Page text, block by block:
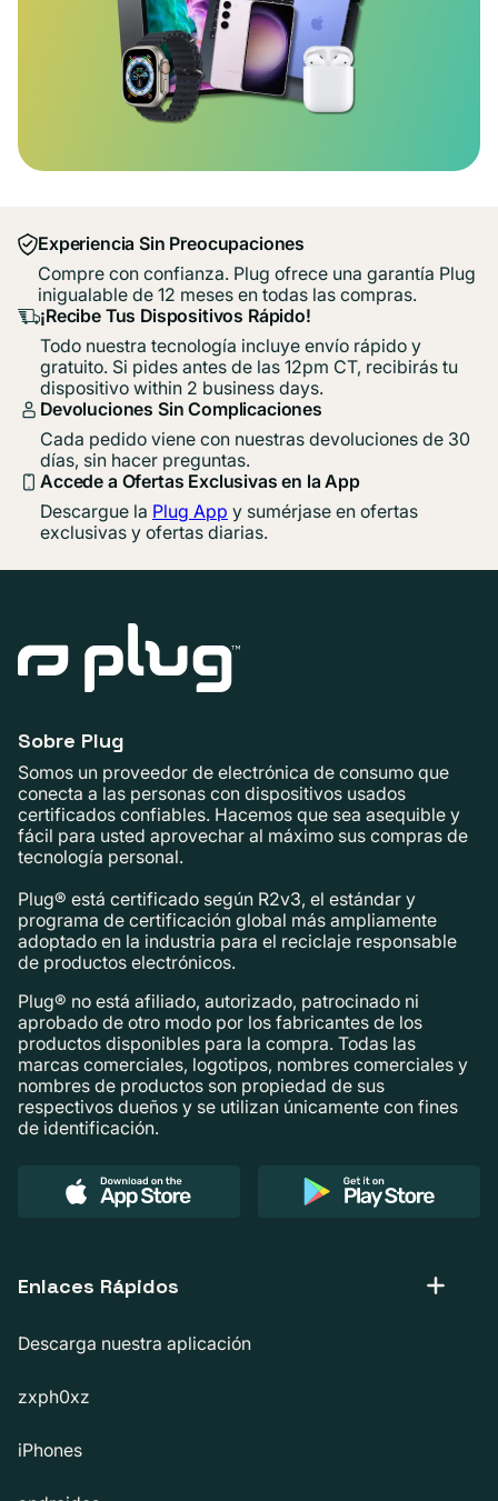
Experiencia Sin Preocupaciones
Compre con confianza. Plug ofrece una garantía Plug
inigualable de 12 meses en todas las compras.
¡Recibe Tus Dispositivos Rápido!
Todo nuestra tecnología incluye envío rápido y
gratuito. Si pides antes de las 12pm CT, recibirás tu
dispositivo within 2 business days.
Devoluciones Sin Complicaciones
Cada pedido viene con nuestras devoluciones de 30
días, sin hacer preguntas.
Accede a Ofertas Exclusivas en la App
Descargue la Plug App y sumérjase en ofertas
exclusivas y ofertas diarias.
Sobre Plug
Somos un proveedor de electrónica de consumo que
conecta a las personas con dispositivos usados ​​
certificados confiables. Hacemos que sea asequible y
fácil para usted aprovechar al máximo sus compras de
tecnología personal.
Plug® está certificado según R2v3, el estándar y
programa de certificación global más ampliamente
adoptado en la industria para el reciclaje responsable
de productos electrónicos.
Plug® no está afiliado, autorizado, patrocinado ni
aprobado de otro modo por los fabricantes de los
productos disponibles para la compra. Todas las
marcas comerciales, logotipos, nombres comerciales y
nombres de productos son propiedad de sus
respectivos dueños y se utilizan únicamente con fines
de identificación.
Enlaces Rápidos
Descarga nuestra aplicación
zxph0xz
iPhones